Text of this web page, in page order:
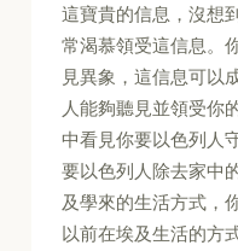
這寶貴的信息，沒想
常渴慕領受這信息。
見異象，這信息可以
人能夠聽見並領受你
中看見你要以色列人
要以色列人除去家中
及學來的生活方式，
以前在埃及生活的方